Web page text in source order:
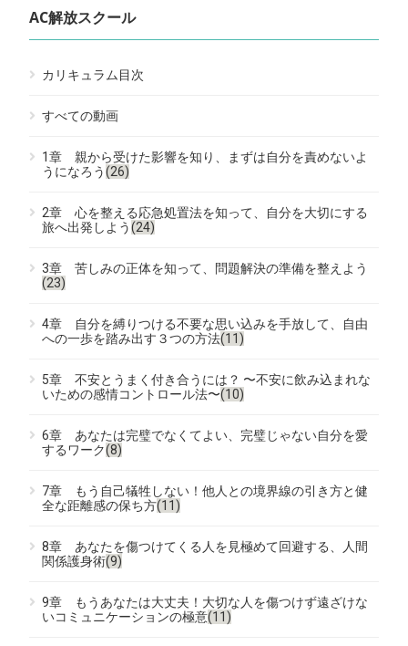
AC解放スクール
カリキュラム目次
すべての動画
1章 親から受けた影響を知り、まずは自分を責めないよ
うになろう(26)
2章 心を整える応急処置法を知って、自分を大切にする
旅へ出発しよう(24)
3章 苦しみの正体を知って、問題解決の準備を整えよう
(23)
4章 自分を縛りつける不要な思い込みを手放して、自由
への一歩を踏み出す３つの方法(11)
5章 不安とうまく付き合うには？ 〜不安に飲み込まれな
いための感情コントロール法〜(10)
6章 あなたは完璧でなくてよい、完璧じゃない自分を愛
するワーク(8)
7章 もう自己犠牲しない！他人との境界線の引き方と健
全な距離感の保ち方(11)
8章 あなたを傷つけてくる人を見極めて回避する、人間
関係護身術(9)
9章 もうあなたは大丈夫！大切な人を傷つけず遠ざけな
いコミュニケーションの極意(11)